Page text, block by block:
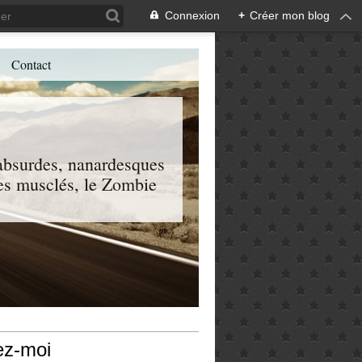
Connexion + Créer mon blog
nanardesques
musclés, le Zombie
Contact
moi